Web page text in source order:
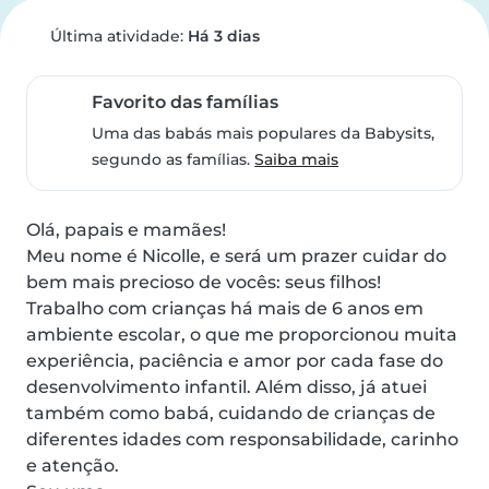
Última atividade: Há 3 dias
Favorito das famílias
Uma das babás mais populares da Babysits,
segundo as famílias.Saiba mais
Olá, papais e mamães!
Meu nome é Nicolle, e será um prazer cuidar do
bem mais precioso de vocês: seus filhos!
Trabalho com crianças há mais de 6 anos em
ambiente escolar, o que me proporcionou muita
experiência, paciência e amor por cada fase do
desenvolvimento infantil. Além disso, já atuei
também como babá, cuidando de crianças de
diferentes idades com responsabilidade, carinho
e atenção.